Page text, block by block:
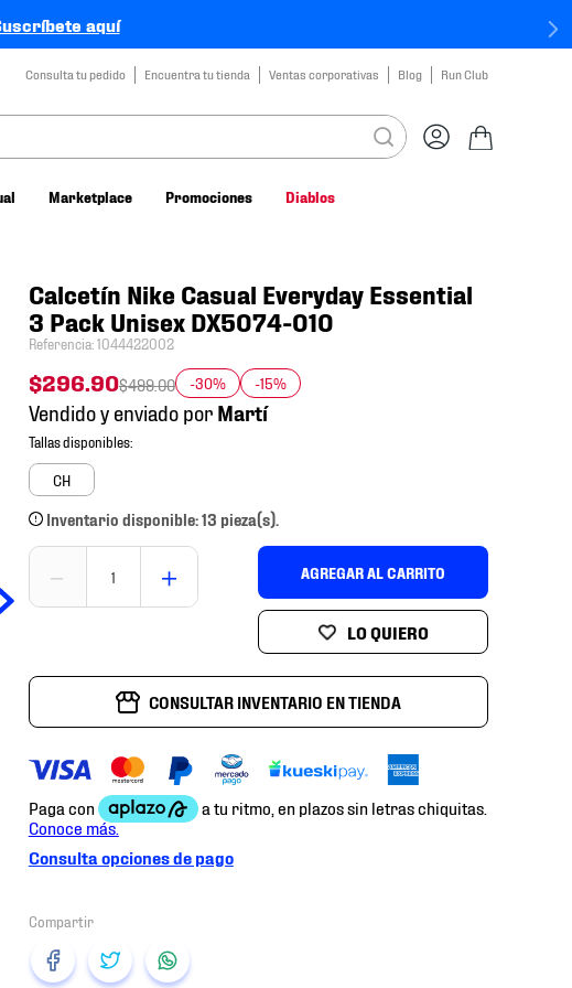
aquí
Consulta tu pedido Encuentra tu tienda Ventas corporativas Blog Run Club
Marketplace Promociones Diablos
Calcetín Nike Casual Everyday Essential
3 Pack Unisex DX5074-010
Referencia:1044422002
$296.90$499.00 -30% -15%
Vendido y enviado por
CH
Inventario disponible: 13 pieza(s).
＋
－ AGREGAR AL CARRITO
CONSULTAR INVENTARIO EN TIENDA
Consulta opciones de pago